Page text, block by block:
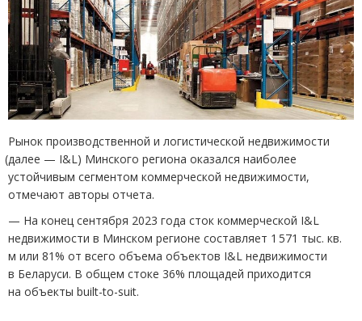
Рынок производственной и логистической недвижимости
(далее — I&L) Минского региона оказался наиболее
устойчивым сегментом коммерческой недвижимости,
отмечают авторы отчета.
— На конец сентября 2023 года сток коммерческой I&L
недвижимости в Минском регионе составляет 1 571 тыс. кв.
м или 81% от всего объема объектов I&L недвижимости
в Беларуси. В общем стоке 36% площадей приходится
на объекты built-to-suit.